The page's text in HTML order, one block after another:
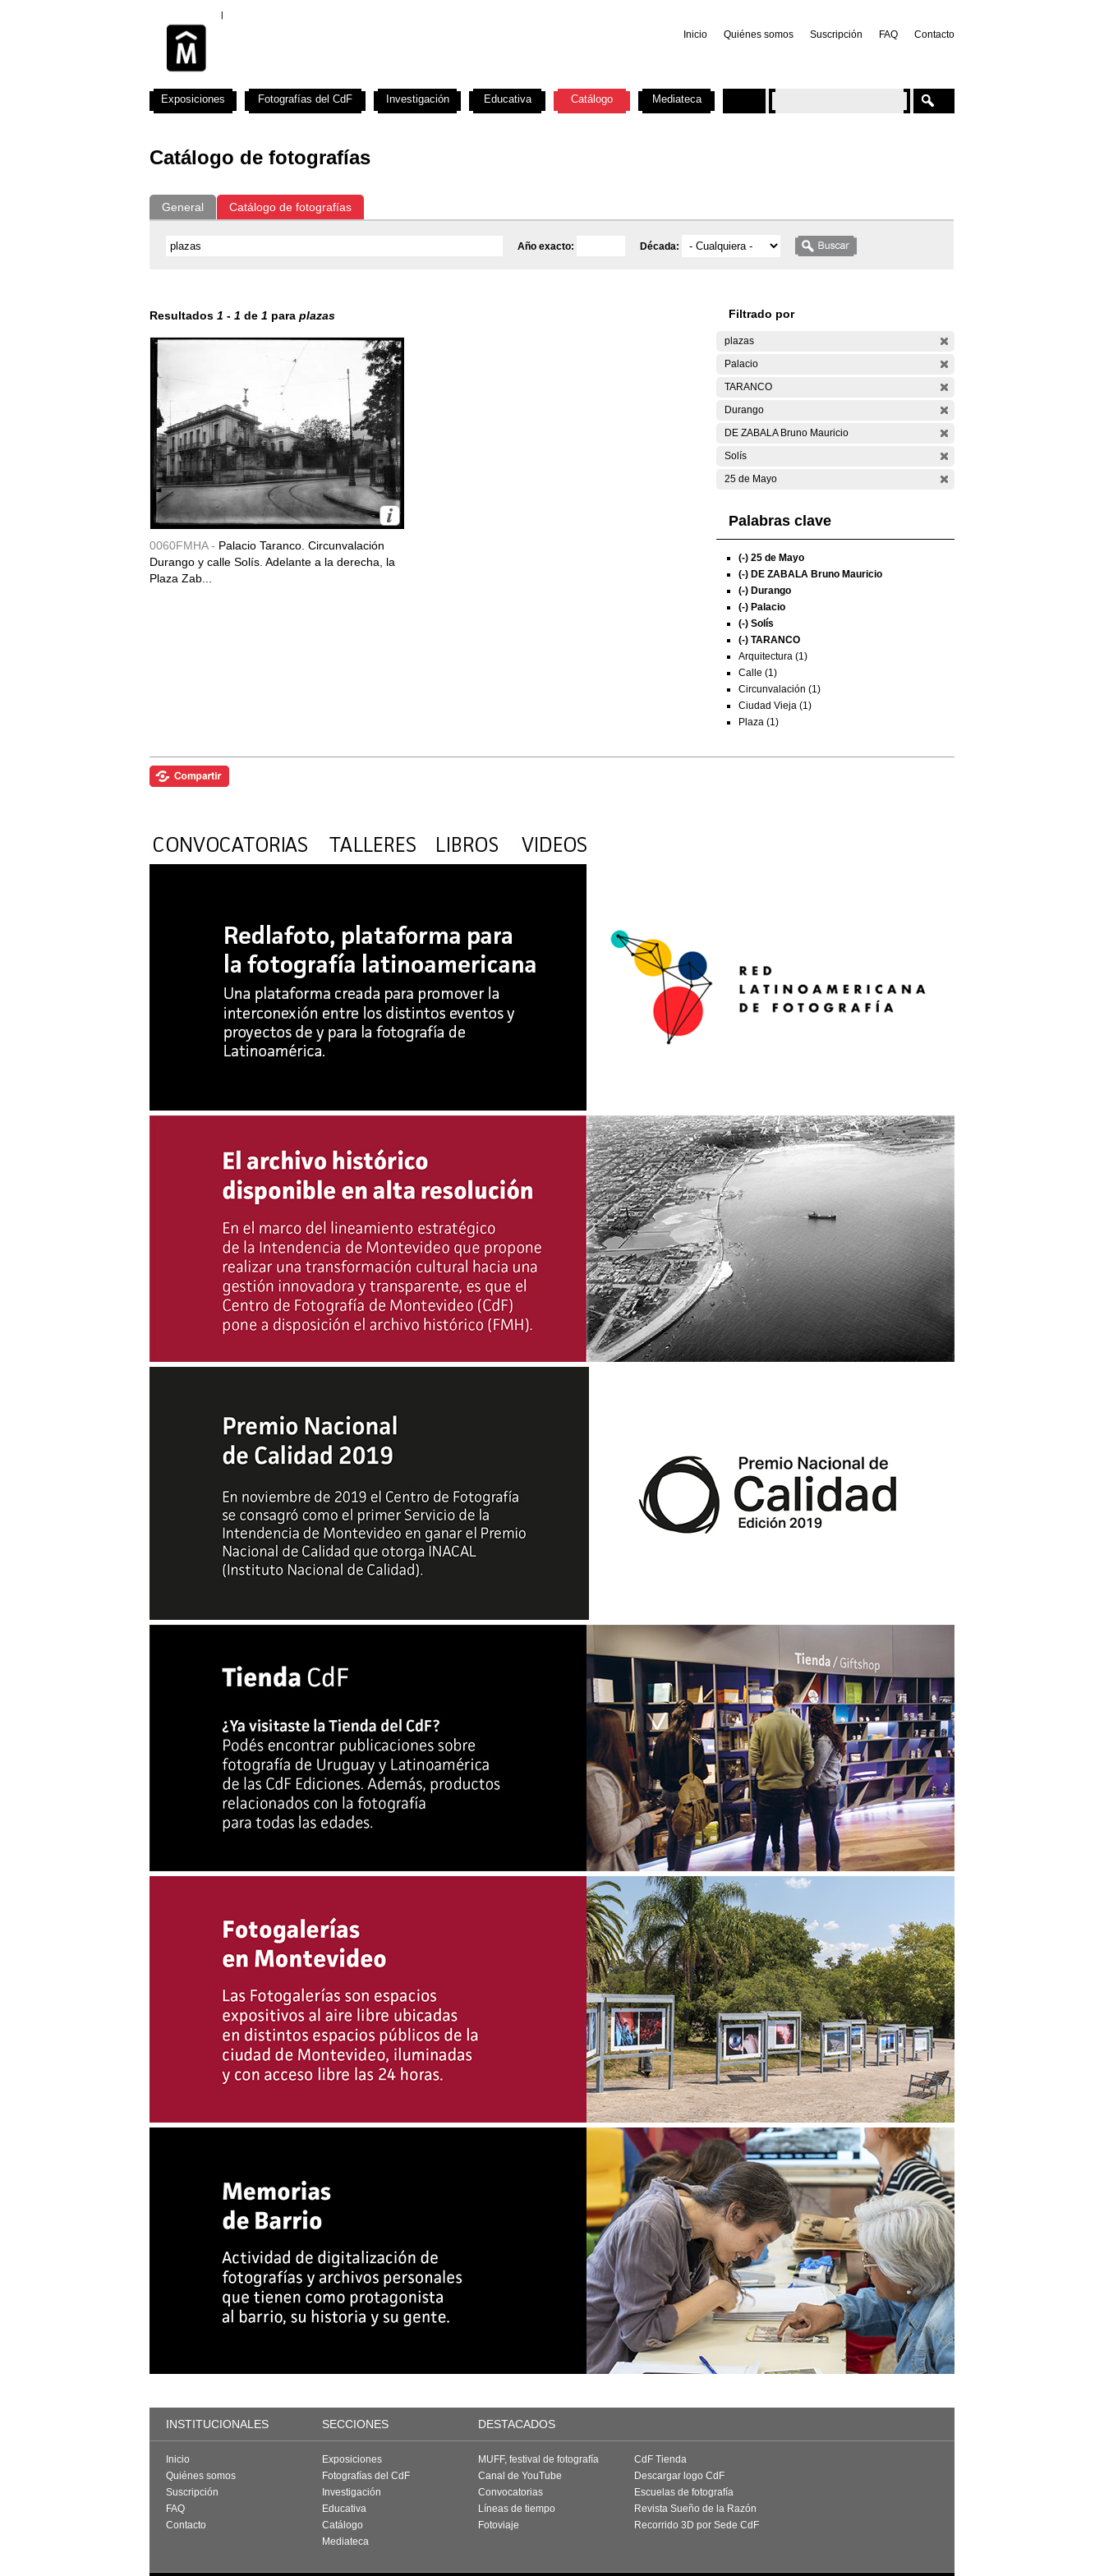
Inicio Quiénes somos Suscripción FAQ Contacto
Catálogo de fotografías
General Catálogo de fotografías
Año exacto: Década:
Resultados 1 - 1 de 1 para plazas
0060FMHA - Palacio Taranco. Circunvalación
Durango y calle Solís. Adelante a la derecha, la
Plaza Zab...
Filtrado por
plazas
Palacio
TARANCO
Durango
DE ZABALA Bruno Mauricio
Solís
25 de Mayo
Palabras clave
(-) 25 de Mayo
(-) DE ZABALA Bruno Mauricio
(-) Durango
(-) Palacio
(-) Solís
(-) TARANCO
Arquitectura (1)
Calle (1)
Circunvalación (1)
Ciudad Vieja (1)
Plaza (1)
Exposiciones Fotografías del CdF Investigación Educativa Catálogo Mediateca
INSTITUCIONALES SECCIONES DESTACADOS
Inicio
Quiénes somos
Suscripción
FAQ
Contacto
Exposiciones
Fotografías del CdF
Investigación
Educativa
Catálogo
Mediateca
MUFF, festival de fotografía
Canal de YouTube
Convocatorias
Líneas de tiempo
Fotoviaje
CdF Tienda
Descargar logo CdF
Escuelas de fotografía
Revista Sueño de la Razón
Recorrido 3D por Sede CdF